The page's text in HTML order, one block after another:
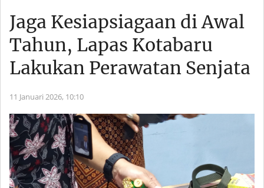
Jaga Kesiapsiagaan di Awal
Tahun, Lapas Kotabaru
Lakukan Perawatan Senjata
11 Januari 2026, 10:10